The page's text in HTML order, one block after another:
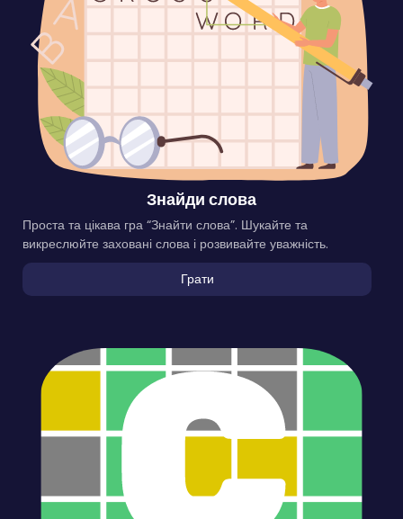
Знайди слова
Проста та цікава гра “Знайти слова”. Шукайте та
викреслюйте заховані слова і розвивайте уважність.
Грати